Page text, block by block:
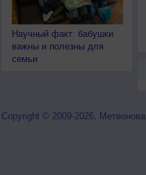
Научный факт: бабушки
важны и полезны для
семьи
Copyright © 2009-2026, Метеонова